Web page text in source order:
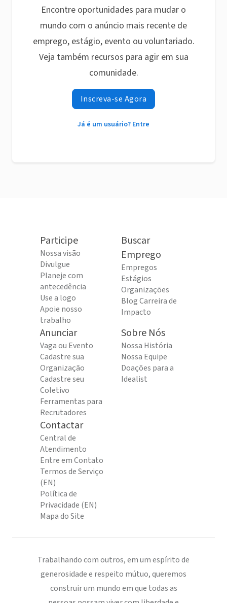
Encontre oportunidades para mudar o
mundo com o anúncio mais recente de
emprego, estágio, evento ou voluntariado.
Veja também recursos para agir em sua
comunidade.
Inscreva-se Agora
Já é um usuário? Entre
Participe
Nossa visão
Divulgue
Planeje com
antecedência
Use a logo
Apoie nosso
trabalho
Buscar
Emprego
Empregos
Estágios
Organizações
Blog Carreira de
Impacto
Anunciar
Vaga ou Evento
Cadastre sua
Organização
Cadastre seu
Coletivo
Ferramentas para
Recrutadores
Sobre Nós
Nossa História
Nossa Equipe
Doações para a
Idealist
Contactar
Central de
Atendimento
Entre em Contato
Termos de Serviço
(EN)
Política de
Privacidade (EN)
Mapa do Site
Trabalhando com outros, em um espírito de
generosidade e respeito mútuo, queremos
construir um mundo em que todas as